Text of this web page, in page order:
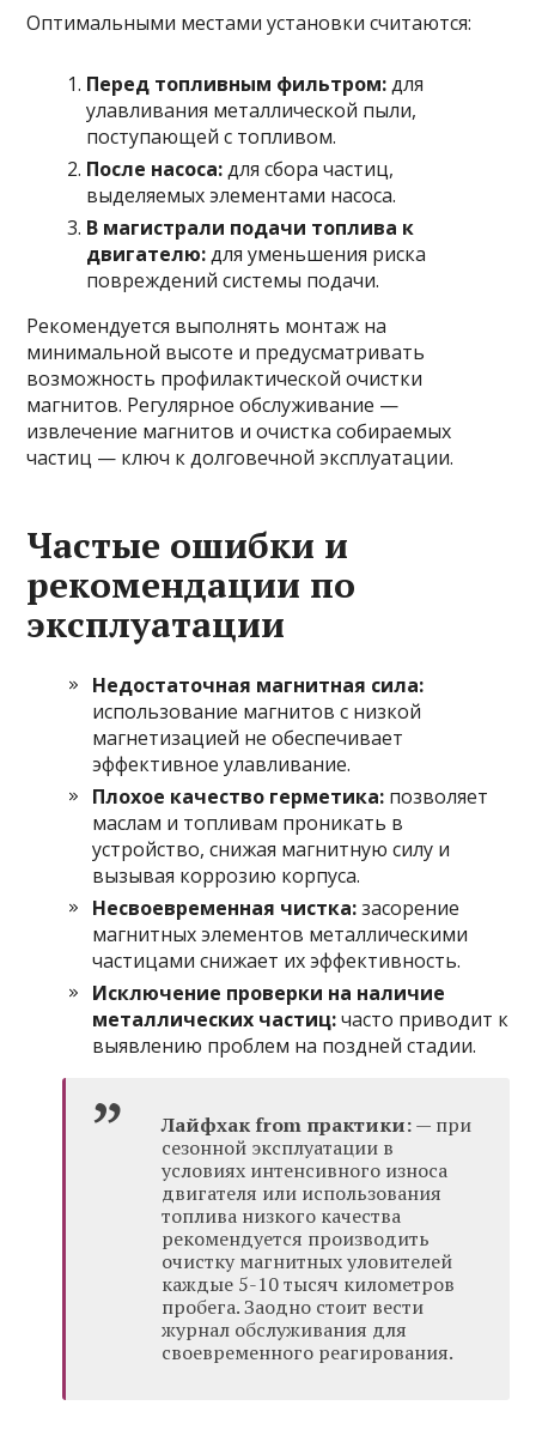
Оптимальными местами установки считаются:
Перед топливным фильтром:для
улавливания металлической пыли,
поступающей с топливом.
После насоса:для сбора частиц,
выделяемых элементами насоса.
В магистрали подачи топлива к
двигателю:для уменьшения риска
повреждений системы подачи.
Рекомендуется выполнять монтаж на
минимальной высоте и предусматривать
возможность профилактической очистки
магнитов. Регулярное обслуживание —
извлечение магнитов и очистка собираемых
частиц — ключ к долговечной эксплуатации.
Частые ошибки и
рекомендации по
эксплуатации
Недостаточная магнитная сила:
использование магнитов с низкой
магнетизацией не обеспечивает
эффективное улавливание.
Плохое качество герметика: позволяет
маслам и топливам проникать в
устройство, снижая магнитную силу и
вызывая коррозию корпуса.
Несвоевременная чистка:засорение
магнитных элементов металлическими
частицами снижает их эффективность.
Исключение проверки на наличие
металлических частиц:часто приводит к
выявлению проблем на поздней стадии.
Лайфхак from практики:— при
сезонной эксплуатации в
условиях интенсивного износа
двигателя или использования
топлива низкого качества
рекомендуется производить
очистку магнитных уловителей
каждые 5-10 тысяч километров
пробега. Заодно стоит вести
журнал обслуживания для
своевременного реагирования.